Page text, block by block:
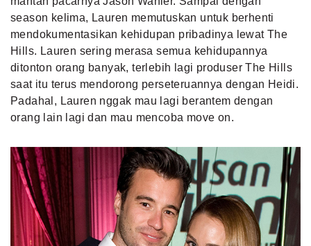
season kelima, Lauren memutuskan untuk berhenti
mendokumentasikan kehidupan pribadinya lewat The
Hills. Lauren sering merasa semua kehidupannya
ditonton orang banyak, terlebih lagi produser The Hills
saat itu terus mendorong perseteruannya dengan Heidi.
Padahal, Lauren nggak mau lagi berantem dengan
orang lain lagi dan mau mencoba move on.